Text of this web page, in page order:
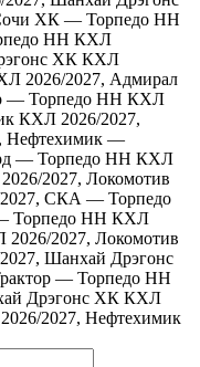
ХК — Торпедо НН
НН КХЛ
ХК КХЛ
2026/2027, Адмирал
— Торпедо НН КХЛ
КХЛ 2026/2027,
Нефтехимик —
— Торпедо НН КХЛ
2027, Локомотив
СКА — Торпедо
Торпедо НН КХЛ
2027, Локомотив
Шанхай Дрэгонс
— Торпедо НН
Дрэгонс ХК КХЛ
2027, Нефтехимик